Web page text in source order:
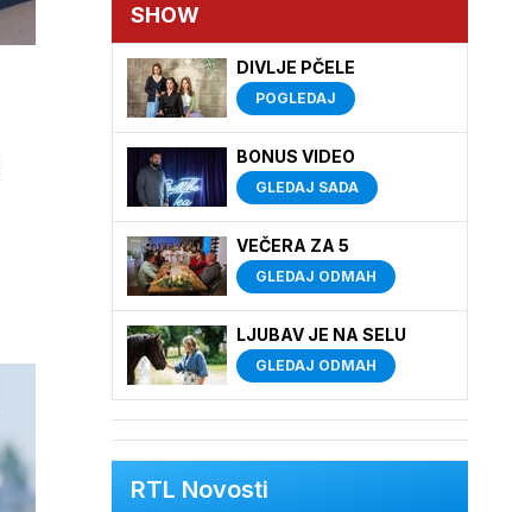
SHOW
DIVLJE PČELE
POGLEDAJ
BONUS VIDEO
GLEDAJ SADA
VEČERA ZA 5
GLEDAJ ODMAH
LJUBAV JE NA SELU
GLEDAJ ODMAH
RTL Novosti